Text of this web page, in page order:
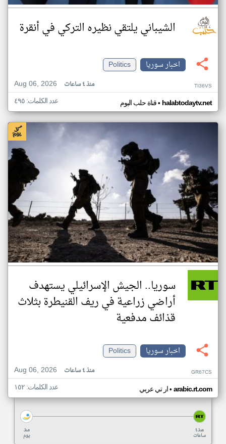
الشيباني يلتقي نظيره التركي في أنقرة
اخبار سوريا
Politics
Aug 06, 2026
منذ ٤ ساعات TI36VS
قناة حلب اليوم• halabtodaytv.net عدد الكلمات: ٤٩٥
سوريا.. الجيش الإسرائيلي يستهدف
أراضي زراعية في ريف القنيطرة بثلاث
قذائف مدفعية
اخبار سوريا
Politics
Aug 06, 2026
منذ ٤ ساعات GR67CS
ار تي عربي• arabic.rt.com عدد الكلمات: ١٥٢
منذ
يوم
منذ ٤
ساعات